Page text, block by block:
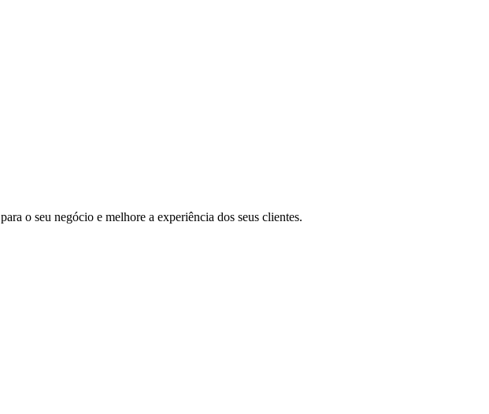
para o seu negócio e melhore a experiência dos seus clientes.